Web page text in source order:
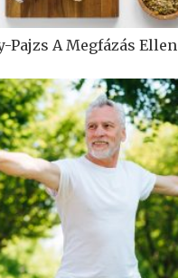
Pajzs A Megfázás Ellen